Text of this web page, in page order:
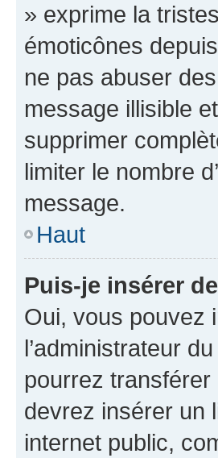
» exprime la
émoticônes
ne pas abuser
message illisible
supprimer
limiter le nombre
message.
Haut
Puis-je insérer
Oui, vous pouvez
l’administrateur
pourrez
devrez insérer un
internet public,